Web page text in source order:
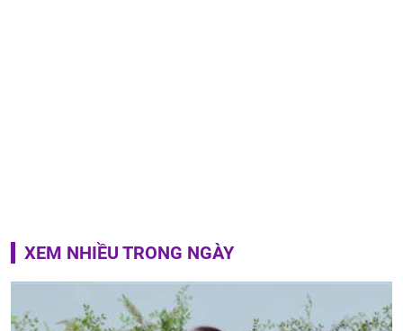
XEM NHIỀU TRONG NGÀY